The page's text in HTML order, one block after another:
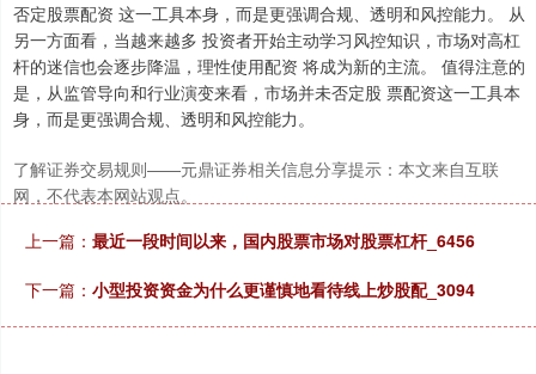
否定股票配资 这一工具本身，而是更强调合规、透明和风控能力。 从
另一方面看，当越来越多 投资者开始主动学习风控知识，市场对高杠
杆的迷信也会逐步降温，理性使用配资 将成为新的主流。 值得注意的
是，从监管导向和行业演变来看，市场并未否定股 票配资这一工具本
身，而是更强调合规、透明和风控能力。
了解证券交易规则——元鼎证券相关信息分享提示：本文来自互联
网，不代表本网站观点。
上一篇： 最近一段时间以来，国内股票市场对股票杠杆_6456
下一篇： 小型投资资金为什么更谨慎地看待线上炒股配_3094
沪深300 4694.44 +43.13 +0.93%